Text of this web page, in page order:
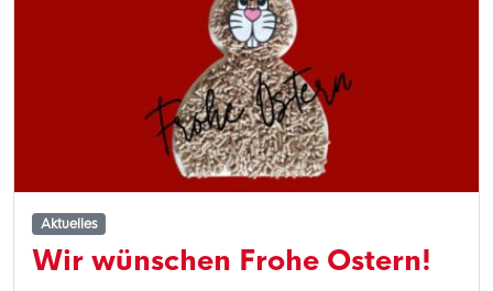
Aktuelles
Wir wünschen Frohe Ostern!